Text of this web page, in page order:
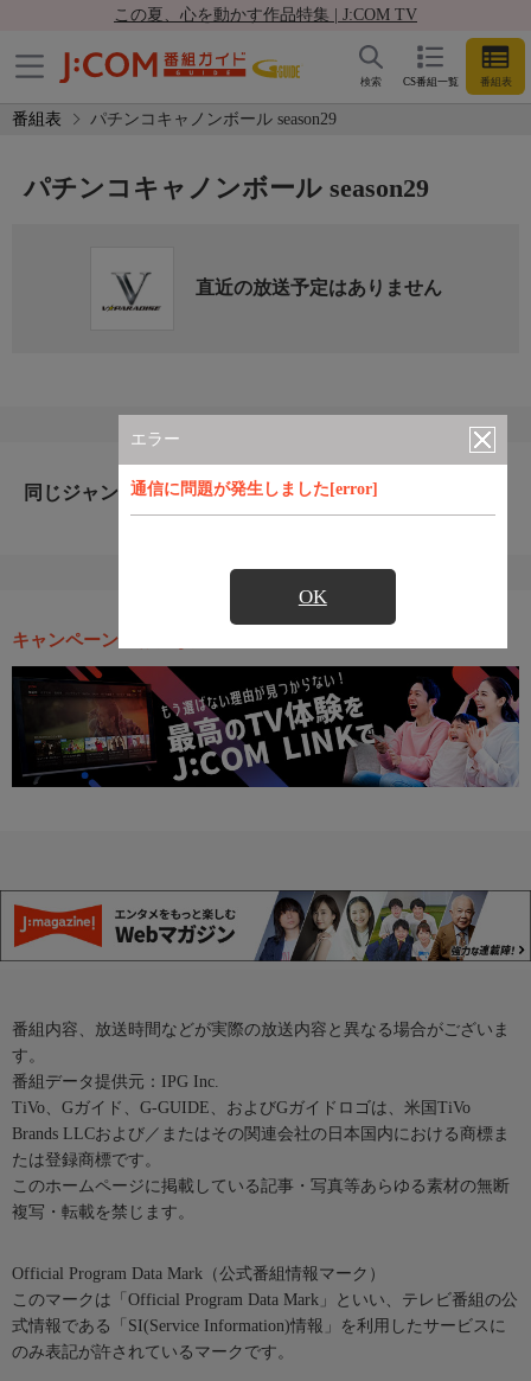
この夏、心を動かす作品特集 | J:COM TV
CS番組一覧 番組表
検索
番組表 パチンコキャノンボール season29
エラー
通信に問題が発生しました[error]
OK
パチンコキャノンボール season29
直近の放送予定はありません
同じジャンルのおすすめ番組
キャンペーン・お得な情報
番組内容、放送時間などが実際の放送内容と異なる場合がございま
す。
番組データ提供元：IPG Inc.
TiVo、Gガイド、G-GUIDE、およびGガイドロゴは、米国TiVo
Brands LLCおよび／またはその関連会社の日本国内における商標ま
たは登録商標です。
このホームページに掲載している記事・写真等あらゆる素材の無断
複写・転載を禁じます。
Official Program Data Mark（公式番組情報マーク）
このマークは「Official Program Data Mark」といい、テレビ番組の公
式情報である「SI(Service Information)情報」を利用したサービスに
のみ表記が許されているマークです。